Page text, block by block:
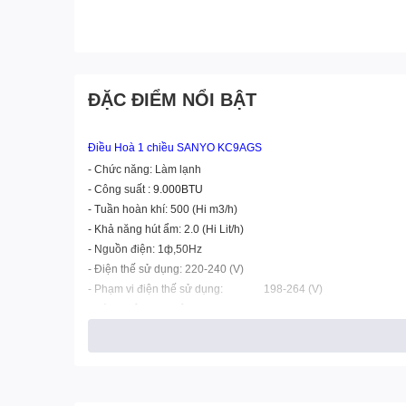
ĐẶC ĐIỂM NỔI BẬT
Điều Hoà 1 chiều SANYO KC9AGS
- Chức năng: Làm lạnh
- Công suất : 9.000BTU
- Tuần hoàn khí: 500 (Hi m3/h)
- Khả năng hút ẩm: 2.0 (Hi Lit/h)
- Nguồn điện: 1ф,50Hz
- Điện thế sử dụng: 220-240 (V)
- Phạm vi điện thế sử dụng: 198-264 (V)
- Xuất xứ : Liên doanh